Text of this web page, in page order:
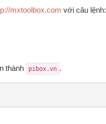
mxtoolbox.com với câu lệnh:
thành pibox.vn .